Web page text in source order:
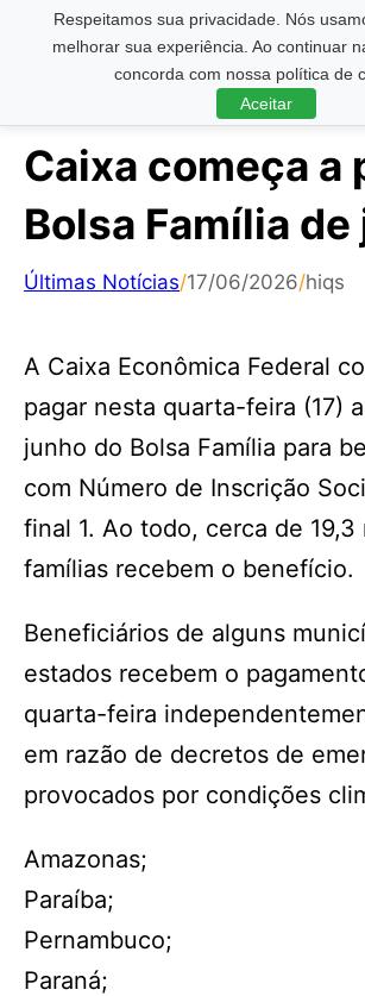
Respeitamos sua privacidade. Nós
melhorar sua experiência. Ao continuar
concorda com nossa política de
Aceitar
Pesquisar ...
Caixa começa a
Bolsa Família
Últimas Notícias/17/06/2026/hiqs
A Caixa Econômica Federal
pagar nesta quarta-feira (17)
junho do Bolsa Família para
com Número de Inscrição
final 1. Ao todo, cerca de 19,3
famílias recebem o benefício.
Beneficiários de alguns
estados recebem o
quarta-feira
em razão de decretos de
provocados por condições
Amazonas;
Paraíba;
Pernambuco;
Paraná;